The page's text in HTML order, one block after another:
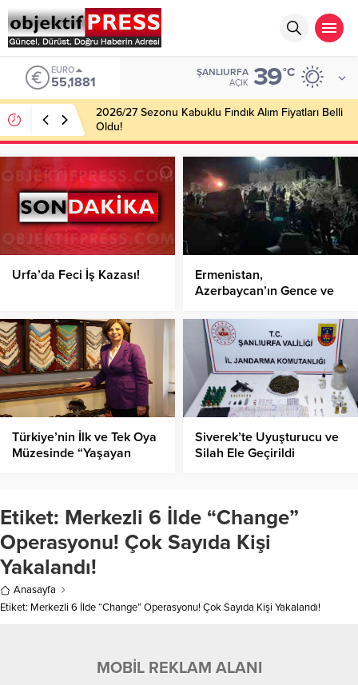
EURO
55,1881
ŞANLIURFA
AÇIK 39°C
2026/27 Sezonu Kabuklu Fındık Alım Fiyatları Belli
Oldu!
Urfa’da Feci İş Kazası!
Ermenistan,
Azerbaycan’ın Gence ve
füze saldırısı düzenledi: 13
can kaybı, 52 yaralı
Türkiye’nin İlk ve Tek Oya
Müzesinde “Yaşayan
Siverek’te Uyuşturucu ve
Silah Ele Geçirildi
Etiket: Merkezli 6 İlde “Change”
Operasyonu! Çok Sayıda Kişi
Yakalandı!
Anasayfa
Etiket: Merkezli 6 İlde “Change” Operasyonu! Çok Sayıda Kişi Yakalandı!
MOBİL REKLAM ALANI